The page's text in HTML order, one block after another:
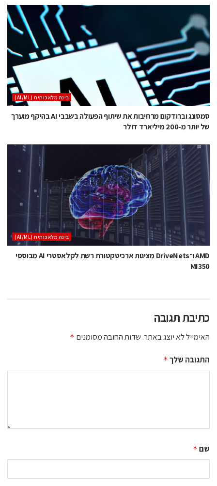
בינה מלאכותית (AI/ML)
סמסונג וברודקום מרחיבות את שיתוף הפעולה בשבבי AI בהיקף מוערך
של יותר מ-200 מיליארד דולר
בינה מלאכותית (AI/ML)
AMD ו־DriveNets מציגות ארכיטקטורת רשת לקלאסטרי AI מבוססי
MI350
כתיבת תגובה
האימייל לא יוצג באתר.שדות החובה מסומנים *
התגובה שלך *
שם *